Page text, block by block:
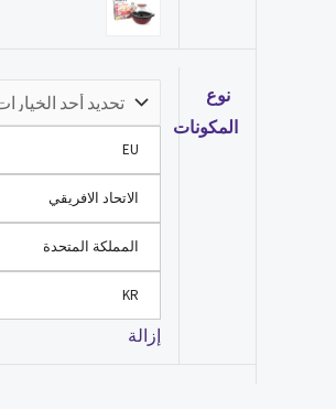
نوع
المكونات
EU
الاتحاد الافريقي
المملكة المتحدة
KR
إزالة